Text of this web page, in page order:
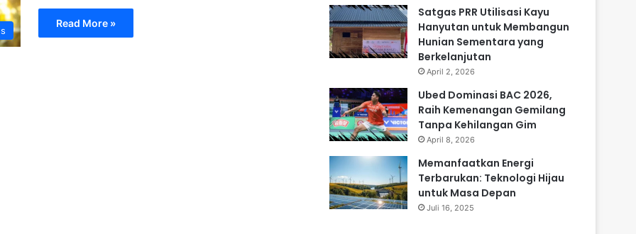
Read More »
Satgas PRR Utilisasi Kayu
Hanyutan untuk Membangun
Hunian Sementara yang
Berkelanjutan
April 2, 2026
Ubed Dominasi BAC 2026,
Raih Kemenangan Gemilang
Tanpa Kehilangan Gim
April 8, 2026
Memanfaatkan Energi
Terbarukan: Teknologi Hijau
untuk Masa Depan
Juli 16, 2025